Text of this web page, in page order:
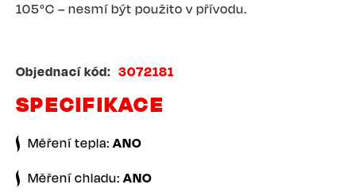
105°C – nesmí být použito v přívodu.
Objednací kód 3072181
SPECIFIKACE
Měření tepla:ANO
Měření chladu:ANO